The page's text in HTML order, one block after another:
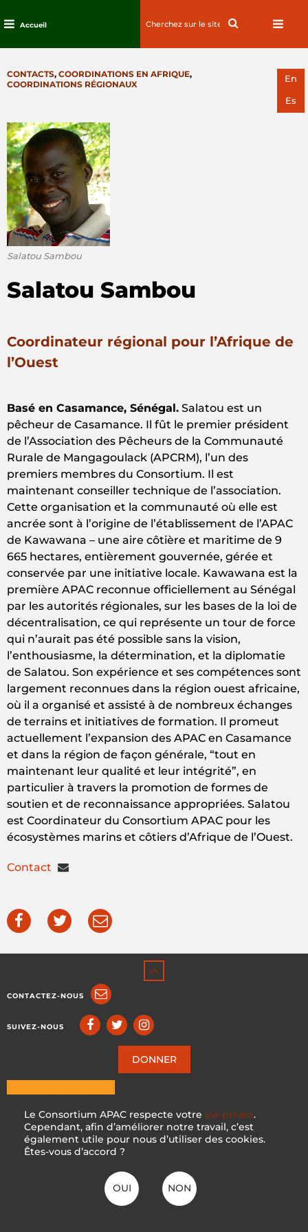
Le Consortium APAC respecte votre vie privée.
Cependant, afin d’améliorer notre travail, c’est
également utile pour nous d’utiliser des cookies.
Êtes-vous d’accord ?
OUI NON
contenu
Accueil
Search
En
Es
CATEGORIES
CONTACTS, COORDINATIONS EN AFRIQUE,
COORDINATIONS RÉGIONAUX
Salatou Sambou
Salatou Sambou
Coordinateur régional pour l’Afrique de
l’Ouest
Basé en Casamance, Sénégal. Salatou est un
pêcheur de Casamance. Il fût le premier président
de l’Association des Pêcheurs de la Communauté
Rurale de Mangagoulack (APCRM), l’un des
premiers membres du Consortium. Il est
maintenant conseiller technique de l’association.
Cette organisation et la communauté où elle est
ancrée sont à l’origine de l’établissement de l’APAC
de Kawawana – une aire côtière et maritime de 9
665 hectares, entièrement gouvernée, gérée et
conservée par une initiative locale. Kawawana est la
première APAC reconnue officiellement au Sénégal
par les autorités régionales, sur les bases de la loi de
décentralisation, ce qui représente un tour de force
qui n’aurait pas été possible sans la vision,
l’enthousiasme, la détermination, et la diplomatie
de Salatou. Son expérience et ses compétences sont
largement reconnues dans la région ouest africaine,
où il a organisé et assisté à de nombreux échanges
de terrains et initiatives de formation. Il promeut
actuellement l’expansion des APAC en Casamance
et dans la région de façon générale, “tout en
maintenant leur qualité et leur intégrité”, en
particulier à travers la promotion de formes de
soutien et de reconnaissance appropriées. Salatou
est Coordinateur du Consortium APAC pour les
écosystèmes marins et côtiers d’Afrique de l’Ouest.
Contact
CONTACTEZ-NOUS
SUIVEZ-NOUS
DONNER
CC BY-NC-SA 4.0|PRIVACY POLICY
Créé avec ♥ en Suisse par KOSDESIGN | Hosted in Switzerland by